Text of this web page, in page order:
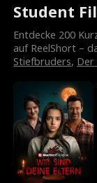
Student
Entdecke 200
auf ReelShort –
Stiefbruders, Der